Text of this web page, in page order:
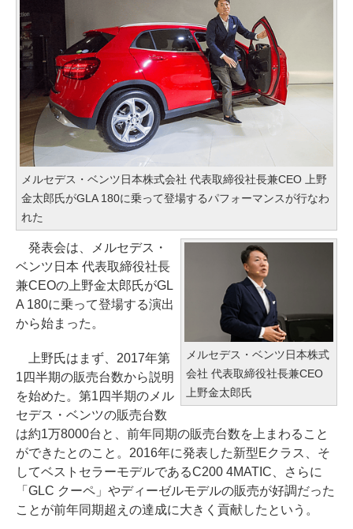
メルセデス・ベンツ日本株式会社 代表取締役社長兼CEO 上野
金太郎氏がGLA 180に乗って登場するパフォーマンスが行なわ
れた
メルセデス・ベンツ日本株式
会社 代表取締役社長兼CEO
上野金太郎氏
発表会は、メルセデス・
ベンツ日本 代表取締役社長
兼CEOの上野金太郎氏がGL
A 180に乗って登場する演出
から始まった。
上野氏はまず、2017年第
1四半期の販売台数から説明
を始めた。第1四半期のメル
セデス・ベンツの販売台数
は約1万8000台と、前年同期の販売台数を上まわること
ができたとのこと。2016年に発表した新型Eクラス、そ
してベストセラーモデルであるC200 4MATIC、さらに
「GLC クーペ」やディーゼルモデルの販売が好調だった
ことが前年同期超えの達成に大きく貢献したという。